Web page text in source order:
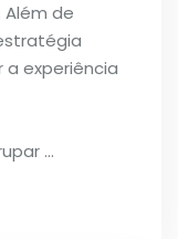
de
experiência
…